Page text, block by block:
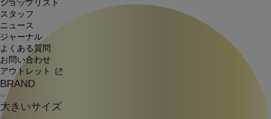
ショップリスト
スタッフ
ニュース
ジャーナル
よくある質問
お問い合わせ
アウトレット
BRAND
大きいサイズ